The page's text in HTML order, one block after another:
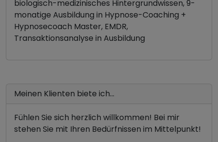
biologisch-medizinisches Hintergrundwissen, 9-
monatige Ausbildung in Hypnose-Coaching +
Hypnosecoach Master, EMDR,
Transaktionsanalyse in Ausbildung
Meinen Klienten biete ich...
Fühlen Sie sich herzlich willkommen! Bei mir
stehen Sie mit Ihren Bedürfnissen im Mittelpunkt!